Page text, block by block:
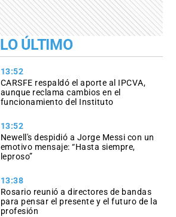
LO ÚLTIMO
13:52
CARSFE respaldó el aporte al IPCVA,
aunque reclama cambios en el
funcionamiento del Instituto
13:52
Newell's despidió a Jorge Messi con un
emotivo mensaje: “Hasta siempre,
leproso”
13:38
Rosario reunió a directores de bandas
para pensar el presente y el futuro de la
profesión